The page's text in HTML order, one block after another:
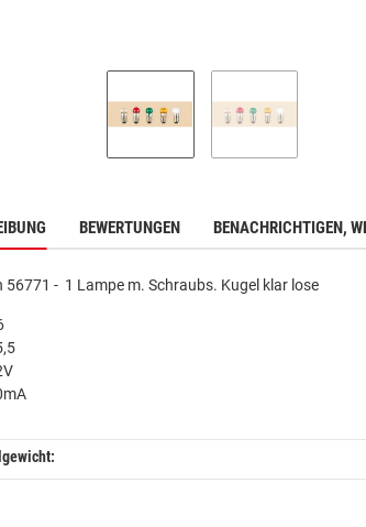
BEWERTUNGEN BENACHRICHTIGEN,
56771 - 1 Lampe m. Schraubs. Kugel klar lose